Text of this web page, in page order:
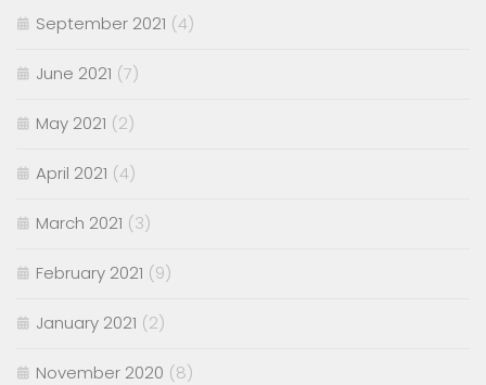
September 2021 (4)
June 2021 (7)
May 2021 (2)
April 2021 (4)
March 2021 (3)
February 2021 (9)
January 2021 (2)
November 2020 (8)